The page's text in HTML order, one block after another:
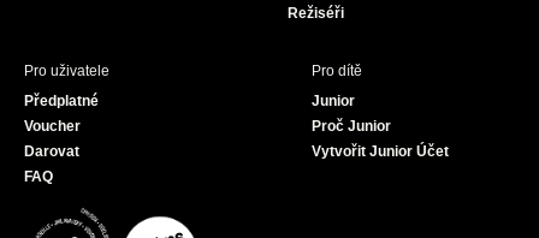
Režiséři
Pro uživatele
Předplatné
Voucher
Darovat
FAQ
Pro dítě
Junior
Proč Junior
Vytvořit Junior Účet